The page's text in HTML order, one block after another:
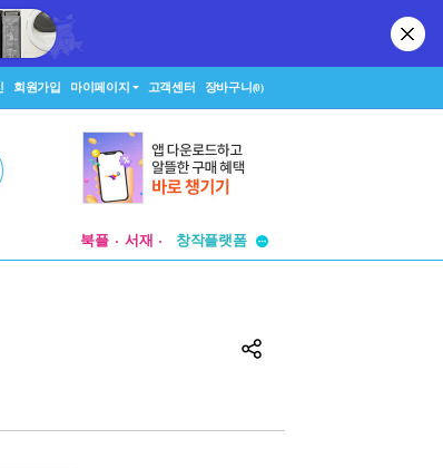
회원가입 마이페이지 고객센터 장바구니(0)
북플 서재
투비컨티뉴드